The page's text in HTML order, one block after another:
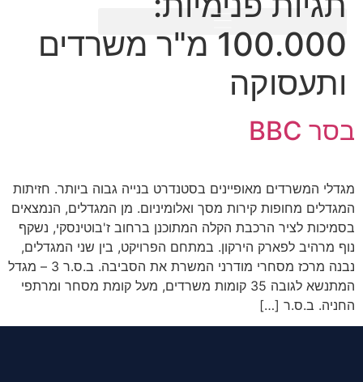
100.000 מ"ר משרדים
ותעסוקה
בסר BBC
מגדלי המשרדים מאופיינים בסטנדרט בנייה גבוה ביותר. חזיתות
המגדלים מחופות קירות מסך ואלומיניום. מן המגדלים, הנמצאים
בסמיכות לציר הרכבת הקלה המתוכנן ברחוב ז'בוטינסקי, נשקף
נוף מרהיב לפארק הירקון. במתחם הפרויקט, בין שני המגדלים,
נבנה מרכז מסחרי מודרני המשרת את הסביבה. ב.ס.ר 3 – מגדל
המתנשא לגובה 35 קומות משרדים, מעל קומת מסחר ומרתפי
החניה. ב.ס.ר […]